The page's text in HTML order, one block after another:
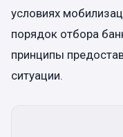
условиях
порядок отбора
принципы
ситуации.